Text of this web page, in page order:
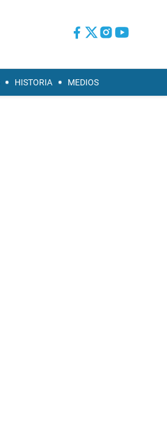
HISTORIA MEDIOS